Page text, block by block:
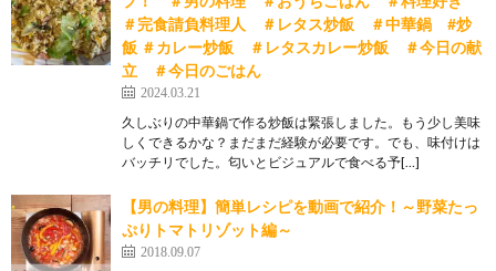
＃完食請負料理人 ＃レタス炒飯 ＃中華鍋 #炒
飯 ＃カレー炒飯 ＃レタスカレー炒飯 ＃今日の献
立 ＃今日のごはん
2024.03.21
久しぶりの中華鍋で作る炒飯は緊張しました。もう少し美味
しくできるかな？まだまだ経験が必要です。でも、味付けは
バッチリでした。匂いとビジュアルで食べる予[…]
【男の料理】簡単レシピを動画で紹介！～野菜たっ
ぷりトマトリゾット編～
2018.09.07